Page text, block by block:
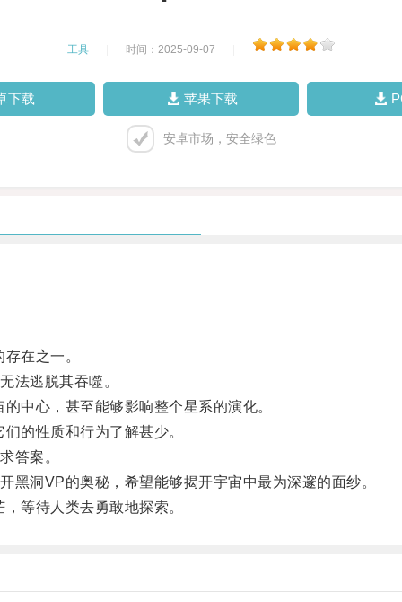
工具 时间：2025-09-07
下载 苹果下载
安卓市场，安全绿色
在之一。
逃脱其吞噬。
心，甚至能够影响整个星系的演化。
性质和行为了解甚少。
答案。
洞VP的奥秘，希望能够揭开宇宙中最为深邃的面纱。
待人类去勇敢地探索。